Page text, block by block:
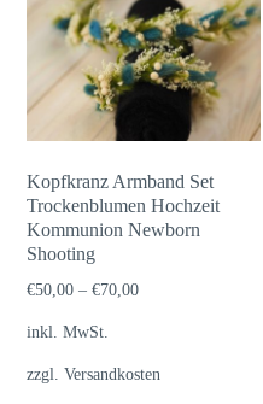
auf.
Die
Optionen
können
der
Produktseite
Kopfkranz Armband Set
Trockenblumen Hochzeit
Kommunion Newborn
Shooting
€50,00 –€70,00
inkl. MwSt.
zzgl.Versandkosten